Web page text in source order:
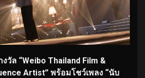
งวัล “Weibo Thailand Film &
Artist” พร้อมโชว์เพลง “นับ